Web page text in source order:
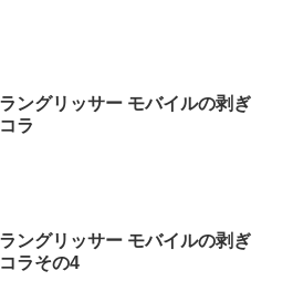
ラングリッサー モバイルの剥ぎ
コラ
ラングリッサー モバイルの剥ぎ
コラその4